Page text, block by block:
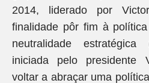
2014, liderado por
finalidade pôr fim à
neutralidade estratégica
iniciada pelo presidente
voltar a abraçar uma